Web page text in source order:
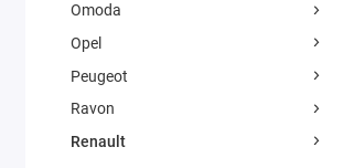
Omoda
Opel
Peugeot
Ravon
Renault